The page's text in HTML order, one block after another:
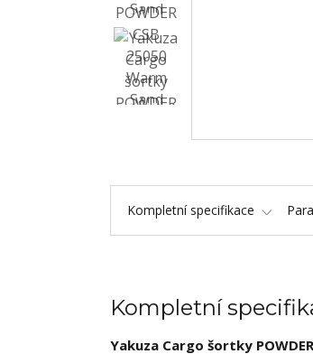
Kompletní specifikace
Kompletní
Yakuza Cargo šortky POWDER